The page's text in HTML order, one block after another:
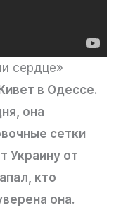
сердце»
в Одессе.
она
сетки
Украину от
кто
она.